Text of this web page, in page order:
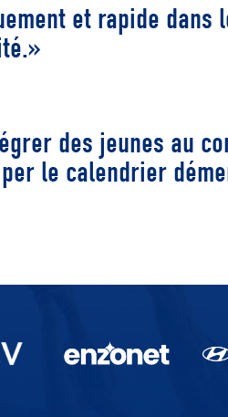
et rapide dans
des jeunes au
le calendrier